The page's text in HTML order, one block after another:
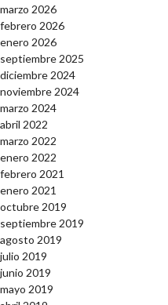
marzo 2026
febrero 2026
enero 2026
septiembre 2025
diciembre 2024
noviembre 2024
marzo 2024
abril 2022
marzo 2022
enero 2022
febrero 2021
enero 2021
octubre 2019
septiembre 2019
agosto 2019
julio 2019
junio 2019
mayo 2019